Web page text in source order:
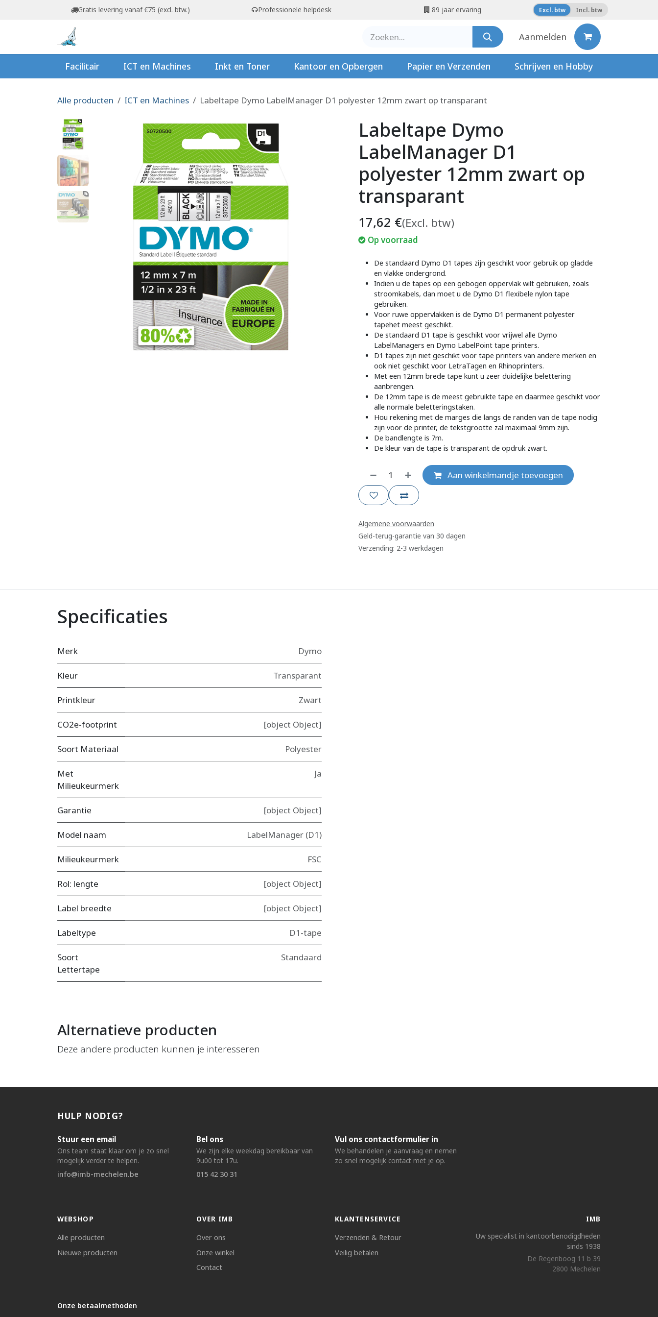
Overslaan naar inhoudGratis levering vanaf €75 (excl. btw.) Professionele helpdesk 89 jaar ervaring Excl. btw Incl. btw
Aanmelden
Facilitair ICT en Machines Inkt en Toner Kantoor en Opbergen Papier en Verzenden Schrijven en Hobby
Alle producten ICT en Machines Labeltape Dymo LabelManager D1 polyester 12mm zwart op transparant
Labeltape Dymo
LabelManager D1
polyester 12mm zwart op
transparant
17,62 €(Excl. btw)
Op voorraad
De standaard Dymo D1 tapes zijn geschikt voor gebruik op gladde
en vlakke ondergrond.
Indien u de tapes op een gebogen oppervlak wilt gebruiken, zoals
stroomkabels, dan moet u de Dymo D1 flexibele nylon tape
gebruiken.
Voor ruwe oppervlakken is de Dymo D1 permanent polyester
tapehet meest geschikt.
De standaard D1 tape is geschikt voor vrijwel alle Dymo
LabelManagers en Dymo LabelPoint tape printers.
D1 tapes zijn niet geschikt voor tape printers van andere merken en
ook niet geschikt voor LetraTagen en Rhinoprinters.
Met een 12mm brede tape kunt u zeer duidelijke belettering
aanbrengen.
De 12mm tape is de meest gebruikte tape en daarmee geschikt voor
alle normale beletteringstaken.
Hou rekening met de marges die langs de randen van de tape nodig
zijn voor de printer, de tekstgrootte zal maximaal 9mm zijn.
De bandlengte is 7m.
De kleur van de tape is transparant de opdruk zwart.
Aan winkelmandje toevoegen
Algemene voorwaarden
Geld-terug-garantie van 30 dagen
Verzending: 2-3 werkdagen
Specificaties
Merk Dymo
Kleur Transparant
Printkleur Zwart
CO2e-footprint [object Object]
Soort Materiaal Polyester
Met
Milieukeurmerk
Ja
Garantie [object Object]
Model naam LabelManager (D1)
Milieukeurmerk FSC
Rol: lengte [object Object]
Label breedte [object Object]
Labeltype D1-tape
Soort
Lettertape
Standaard
Alternatieve producten
Deze andere producten kunnen je interesseren
HULP NODIG?
Stuur een email
Ons team staat klaar om je zo snel
mogelijk verder te helpen.
info@imb-mechelen.be
Bel ons
We zijn elke weekdag bereikbaar van
9u00 tot 17u.
015 42 30 31
Vul ons contactformulier in
We behandelen je aanvraag en nemen
zo snel mogelijk contact met je op.
WEBSHOP
Alle producten
Nieuwe producten
OVER IMB
Over ons
Onze winkel
Contact
KLANTENSERVICE
Verzenden & Retour
Veilig betalen
IMB
Uw specialist in kantoorbenodigdheden
sinds 1938
De Regenboog 11 b 39
2800 Mechelen
Onze betaalmethoden